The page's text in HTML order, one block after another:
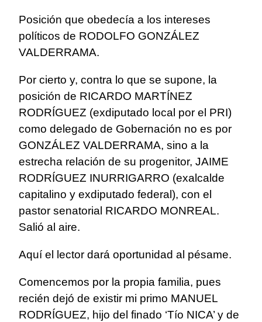
Posición que obedecía a los intereses
políticos de RODOLFO GONZÁLEZ
VALDERRAMA.
Por cierto y, contra lo que se supone, la
posición de RICARDO MARTÍNEZ
RODRÍGUEZ (exdiputado local por el PRI)
como delegado de Gobernación no es por
GONZÁLEZ VALDERRAMA, sino a la
estrecha relación de su progenitor, JAIME
RODRÍGUEZ INURRIGARRO (exalcalde
capitalino y exdiputado federal), con el
pastor senatorial RICARDO MONREAL.
Salió al aire.
Aquí el lector dará oportunidad al pésame.
Comencemos por la propia familia, pues
recién dejó de existir mi primo MANUEL
RODRÍGUEZ, hijo del finado ‘Tío NICA’ y de